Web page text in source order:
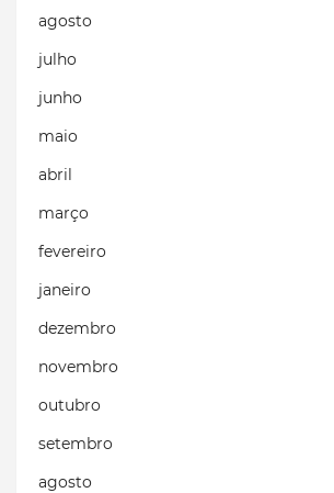
agosto
julho
junho
maio
abril
março
fevereiro
janeiro
dezembro
novembro
outubro
setembro
agosto